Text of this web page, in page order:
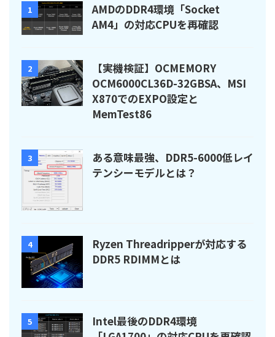
1
AMDのDDR4環境「Socket
AM4」の対応CPUを再確認
2
【実機検証】OCMEMORY
OCM6000CL36D-32GBSA、MSI
X870でのEXPO設定と
MemTest86
3
ある意味最強、DDR5-6000低レイ
テンシーモデルとは？
4
Ryzen Threadripperが対応する
DDR5 RDIMMとは
5
Intel最後のDDR4環境